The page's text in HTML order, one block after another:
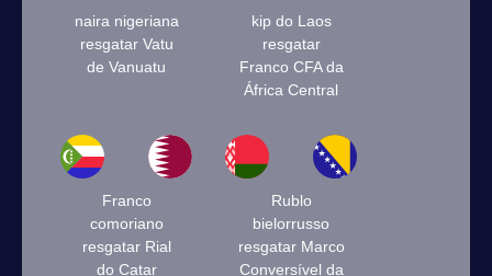
naira nigeriana
resgatar Vatu
de Vanuatu
kip do Laos
resgatar
Franco CFA da
África Central
Franco
comoriano
resgatar Rial
do Catar
Rublo
bielorrusso
resgatar Marco
Conversível da